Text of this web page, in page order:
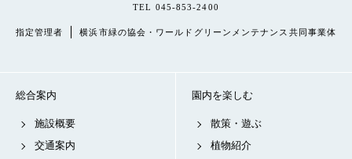
TEL 045-853-2400
指定管理者 横浜市緑の協会・ワールドグリーンメンテナンス共同事業体
総合案内
施設概要
交通案内
園内を楽しむ
散策・遊ぶ
植物紹介